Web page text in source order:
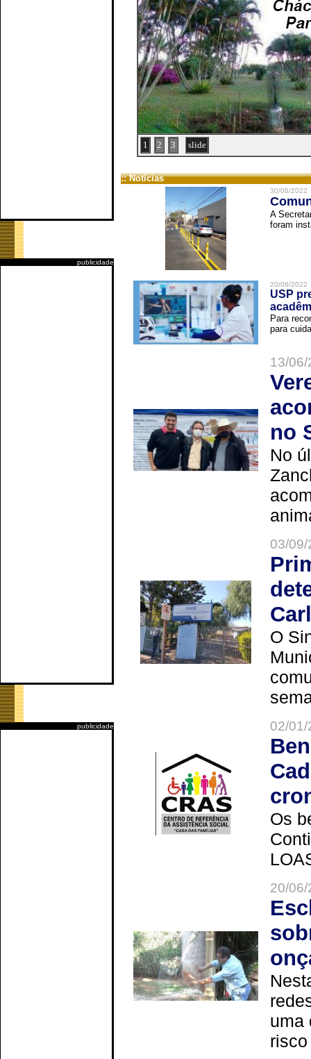
publicidade
publicidade
1 2 3 slide
:: Notícias
30/06/2022
A
foram
20/06/2022
USP
Para
para
13/
no
No
03/
O
02/
Os
20/
uma